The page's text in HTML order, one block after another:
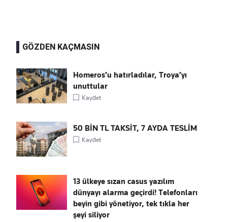
GÖZDEN KAÇMASIN
Homeros’u hatırladılar, Troya’yı
unuttular
Kaydet
50 BİN TL TAKSİT, 7 AYDA TESLİM
Kaydet
13 ülkeye sızan casus yazılım
dünyayı alarma geçirdi! Telefonları
beyin gibi yönetiyor, tek tıkla her
şeyi siliyor